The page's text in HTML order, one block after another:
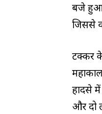
बजे हुआ।
जिससे
टक्कर
हादसे
और दो